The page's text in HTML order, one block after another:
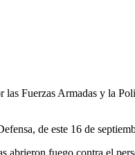
Fuerzas Armadas y la
de este 16 de
abrieron fuego contra el